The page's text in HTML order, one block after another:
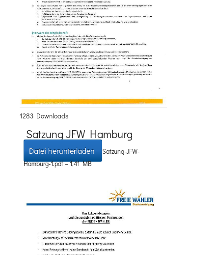
1283 Downloads
Satzung JFW Hamburg
Datei herunterladen
Satzung-JFW-
Hamburg-1.pdf – 1,41 MB